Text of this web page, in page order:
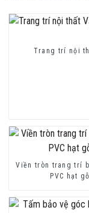
Trang trí nội
Viền tròn trang trí
PVC hạt gỗ